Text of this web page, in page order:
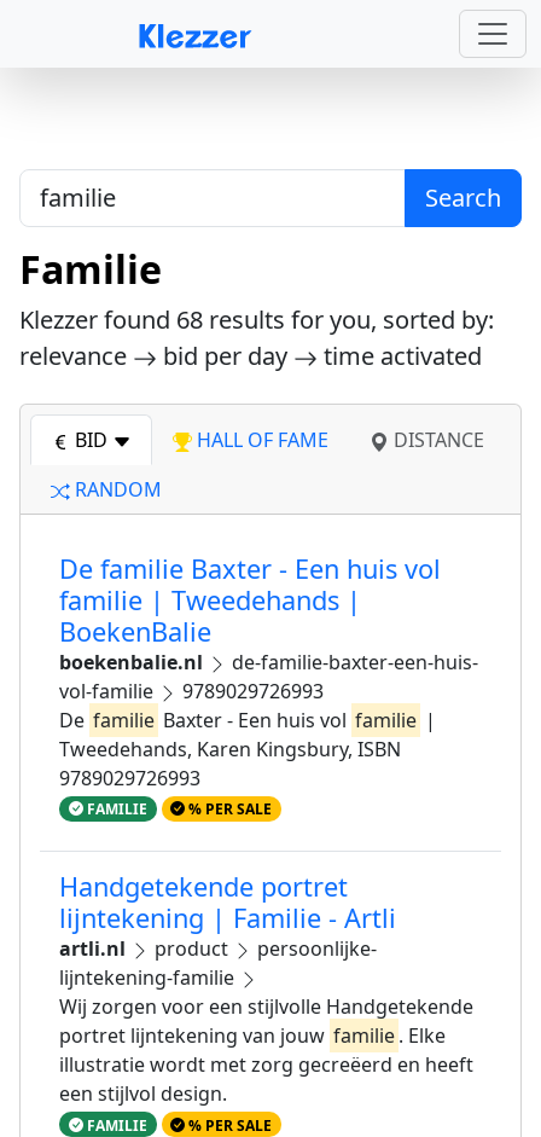
Search
Familie
Klezzer found 68 results for you, sorted by:
relevance
bid per day time activated
BID HALL OF FAME
DISTANCE
RANDOM
De familie Baxter - Een huis vol
familie | Tweedehands |
BoekenBalie
boekenbalie.nl
de-familie-baxter-een-huis-
vol-familie
9789029726993
De familie Baxter - Een huis vol familie |
Tweedehands, Karen Kingsbury, ISBN
9789029726993
FAMILIE % PER SALE
Handgetekende portret
lijntekening | Familie - Artli
artli.nl product
persoonlijke-
lijntekening-familie
Wij zorgen voor een stijlvolle Handgetekende
portret lijntekening van jouw familie. Elke
illustratie wordt met zorg gecreëerd en heeft
een stijlvol design.
FAMILIE % PER SALE